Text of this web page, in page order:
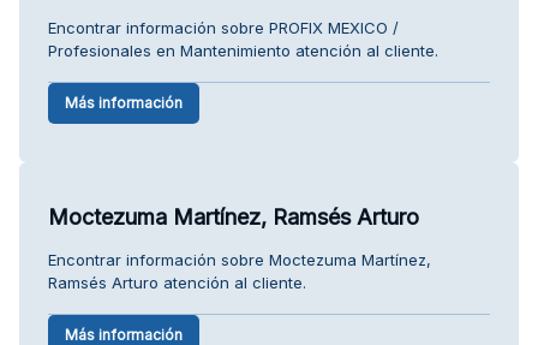
Encontrar información sobre PROFIX MEXICO /
Profesionales en Mantenimiento atención al cliente.
Más información
Moctezuma Martínez, Ramsés Arturo
Encontrar información sobre Moctezuma Martínez,
Ramsés Arturo atención al cliente.
Más información